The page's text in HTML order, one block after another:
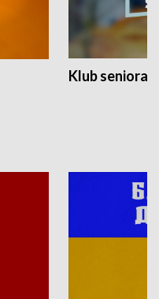
Klub seniora